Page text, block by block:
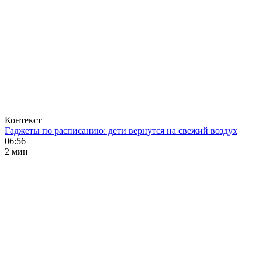
Контекст
Гаджеты по расписанию: дети вернутся на свежий воздух
06:56
2 мин